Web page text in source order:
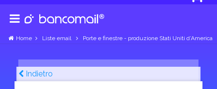
Home Liste email Porte e finestre - produzione Stati Uniti d’America
Indietro